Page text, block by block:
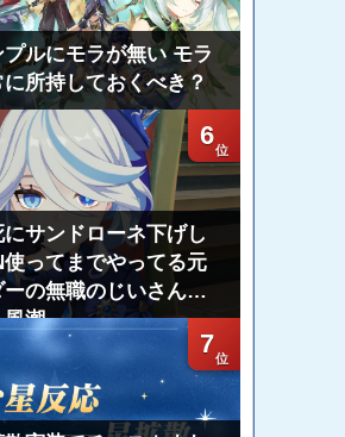
ルにモラが無い モラ
所持しておくべき？
6
にサンドローネ下げし
ってまでやってる元
の無職のじいさん一
風潮
7